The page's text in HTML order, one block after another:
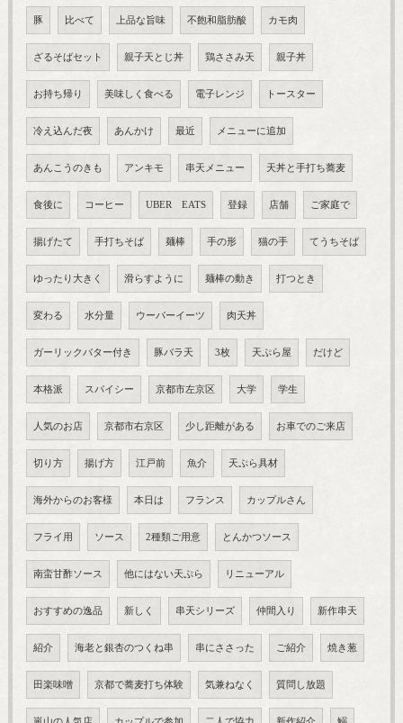
豚 比べて 上品な旨味 不飽和脂肪酸 カモ肉
ざるそばセット 親子天とじ丼 鶏ささみ天 親子丼
お持ち帰り 美味しく食べる 電子レンジ トースター
冷え込んだ夜 あんかけ 最近 メニューに追加
あんこうのきも アンキモ 串天メニュー 天丼と手打ち蕎麦
食後に コーヒー UBER EATS 登録 店舗 ご家庭で
揚げたて 手打ちそば 麺棒 手の形 猫の手 てうちそば
ゆったり大きく 滑らすように 麺棒の動き 打つとき
変わる 水分量 ウーバーイーツ 肉天丼
ガーリックバター付き 豚バラ天 3枚 天ぷら屋 だけど
本格派 スパイシー 京都市左京区 大学 学生
人気のお店 京都市右京区 少し距離がある お車でのご来店
切り方 揚げ方 江戸前 魚介 天ぷら具材
海外からのお客様 本日は フランス カップルさん
フライ用 ソース 2種類ご用意 とんかつソース
南蛮甘酢ソース 他にはない天ぷら リニューアル
おすすめの逸品 新しく 串天シリーズ 仲間入り 新作串天
紹介 海老と銀杏のつくね串 串にささった ご紹介 焼き葱
田楽味噌 京都で蕎麦打ち体験 気兼ねなく 質問し放題